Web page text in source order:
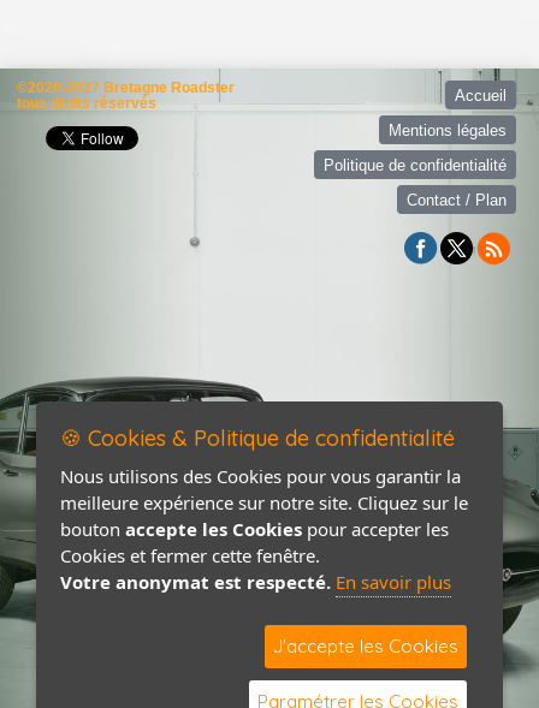
©2026-2027 Bretagne Roadster
tous droits réservés
Accueil
Mentions légales
Politique de confidentialité
Contact / Plan
🍪 Cookies & Politique de confidentialité
Nous utilisons des Cookies pour vous garantir la
meilleure expérience sur notre site. Cliquez sur le
bouton accepte les Cookies pour accepter les
Cookies et fermer cette fenêtre.
Votre anonymat est respecté. En savoir plus
J'accepte les Cookies
Paramétrer les Cookies